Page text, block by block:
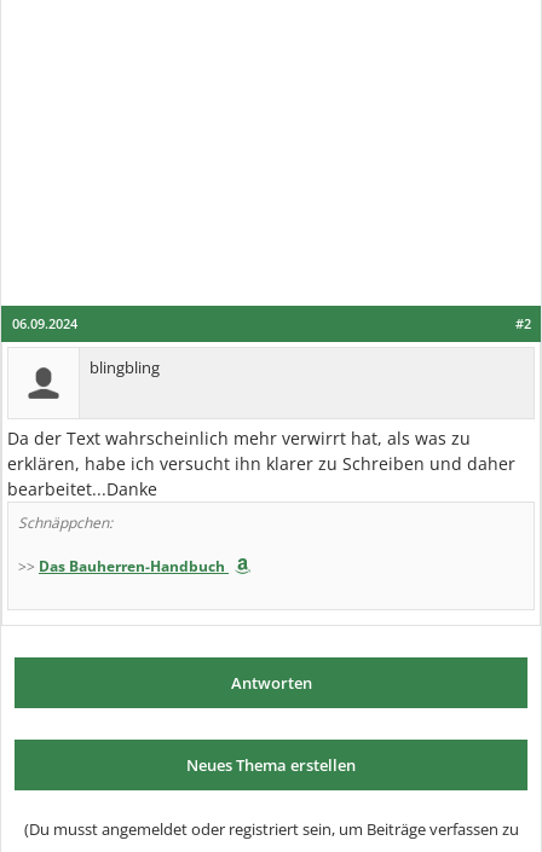
#2
06.09.2024
blingbling
Da der Text wahrscheinlich mehr verwirrt hat, als was zu
erklären, habe ich versucht ihn klarer zu Schreiben und daher
bearbeitet...Danke
Schnäppchen:
>> Das Bauherren-Handbuch
Antworten
Neues Thema erstellen
(Du musst angemeldet oder registriert sein, um Beiträge verfassen zu